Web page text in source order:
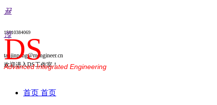
뀰
15810384069
낂
tanjinpeng@mengineer.cn
欢迎进入DS工作室！
DS
Advanced Integrated Engineering
首页 首页